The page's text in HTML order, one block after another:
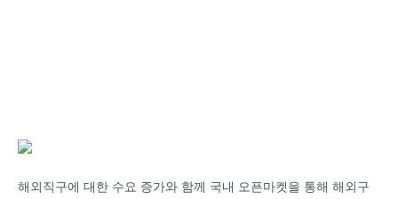
해외직구에 대한 수요 증가와 함께 국내 오픈마켓을 통해 해외구